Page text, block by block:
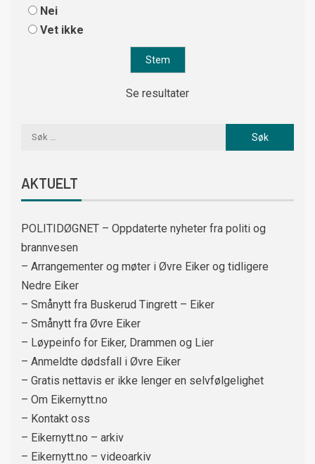
Nei
Vet ikke
Se resultater
AKTUELT
POLITIDØGNET – Oppdaterte nyheter fra politi og
brannvesen
– Arrangementer og møter i Øvre Eiker og tidligere
Nedre Eiker
– Smånytt fra Buskerud Tingrett – Eiker
– Smånytt fra Øvre Eiker
– Løypeinfo for Eiker, Drammen og Lier
– Anmeldte dødsfall i Øvre Eiker
– Gratis nettavis er ikke lenger en selvfølgelighet
– Om Eikernytt.no
– Kontakt oss
– Eikernytt.no – arkiv
– Eikernytt.no – videoarkiv